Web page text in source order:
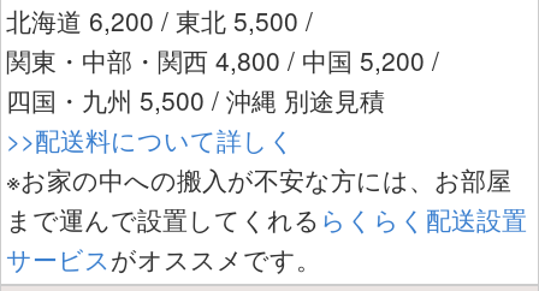
北海道 6,200 / 東北 5,500 /
関東・中部・関西 4,800 / 中国 5,200 /
四国・九州 5,500 / 沖縄 別途見積
>>配送料について詳しく
※お家の中への搬入が不安な方には、お部屋
まで運んで設置してくれる らくらく配送設置
サービスがオススメです。